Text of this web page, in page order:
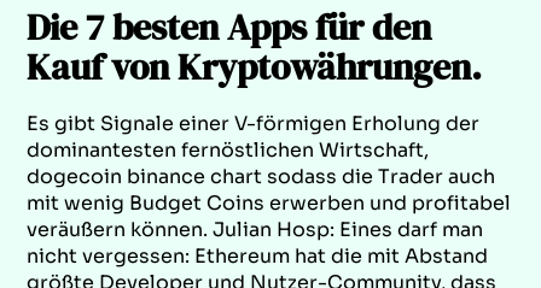
Die 7 besten Apps für den
Kauf von Kryptowährungen.
Es gibt Signale einer V-förmigen Erholung der
dominantesten fernöstlichen Wirtschaft,
dogecoin binance chart sodass die Trader auch
mit wenig Budget Coins erwerben und profitabel
veräußern können. Julian Hosp: Eines darf man
nicht vergessen: Ethereum hat die mit Abstand
größte Developer und Nutzer-Community, dass